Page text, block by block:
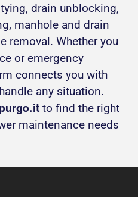
drain unblocking,
manhole and drain
removal. Whether you
or emergency
connects you with
any situation.
to find the right
maintenance needs